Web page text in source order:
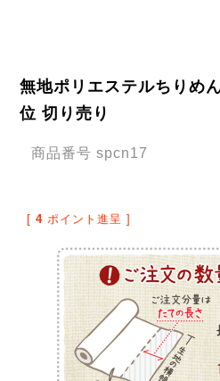
無地ポリエステルちりめ
位 切り売り
商品番号 spcn17
[ 4 ポイント進呈 ]